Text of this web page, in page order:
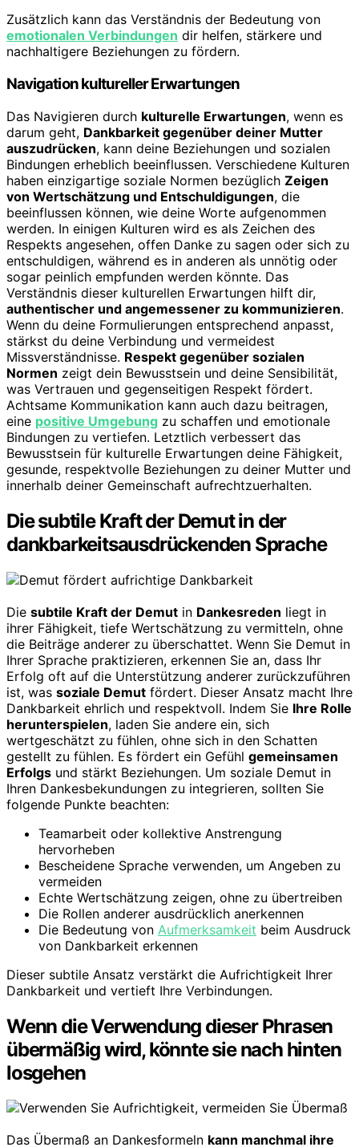
Zusätzlich kann das Verständnis der Bedeutung von
emotionalen Verbindungen dir helfen, stärkere und
nachhaltigere Beziehungen zu fördern.
Navigation kultureller Erwartungen
Das Navigieren durch kulturelle Erwartungen, wenn es
darum geht, Dankbarkeit gegenüber deiner Mutter
auszudrücken, kann deine Beziehungen und sozialen
Bindungen erheblich beeinflussen. Verschiedene Kulturen
haben einzigartige soziale Normen bezüglich Zeigen
von Wertschätzung und Entschuldigungen, die
beeinflussen können, wie deine Worte aufgenommen
werden. In einigen Kulturen wird es als Zeichen des
Respekts angesehen, offen Danke zu sagen oder sich zu
entschuldigen, während es in anderen als unnötig oder
sogar peinlich empfunden werden könnte. Das
Verständnis dieser kulturellen Erwartungen hilft dir,
authentischer und angemessener zu kommunizieren.
Wenn du deine Formulierungen entsprechend anpasst,
stärkst du deine Verbindung und vermeidest
Missverständnisse. Respekt gegenüber sozialen
Normen zeigt dein Bewusstsein und deine Sensibilität,
was Vertrauen und gegenseitigen Respekt fördert.
Achtsame Kommunikation kann auch dazu beitragen,
eine positive Umgebung zu schaffen und emotionale
Bindungen zu vertiefen. Letztlich verbessert das
Bewusstsein für kulturelle Erwartungen deine Fähigkeit,
gesunde, respektvolle Beziehungen zu deiner Mutter und
innerhalb deiner Gemeinschaft aufrechtzuerhalten.
Die subtile Kraft der Demut in der
dankbarkeitsausdrückenden Sprache
Die subtile Kraft der Demut in Dankesreden liegt in
ihrer Fähigkeit, tiefe Wertschätzung zu vermitteln, ohne
die Beiträge anderer zu überschattet. Wenn Sie Demut in
Ihrer Sprache praktizieren, erkennen Sie an, dass Ihr
Erfolg oft auf die Unterstützung anderer zurückzuführen
ist, was soziale Demut fördert. Dieser Ansatz macht Ihre
Dankbarkeit ehrlich und respektvoll. Indem Sie Ihre Rolle
herunterspielen, laden Sie andere ein, sich
wertgeschätzt zu fühlen, ohne sich in den Schatten
gestellt zu fühlen. Es fördert ein Gefühl gemeinsamen
Erfolgs und stärkt Beziehungen. Um soziale Demut in
Ihren Dankesbekundungen zu integrieren, sollten Sie
folgende Punkte beachten:
Teamarbeit oder kollektive Anstrengung
hervorheben
Bescheidene Sprache verwenden, um Angeben zu
vermeiden
Echte Wertschätzung zeigen, ohne zu übertreiben
Die Rollen anderer ausdrücklich anerkennen
Die Bedeutung von Aufmerksamkeit beim Ausdruck
von Dankbarkeit erkennen
Dieser subtile Ansatz verstärkt die Aufrichtigkeit Ihrer
Dankbarkeit und vertieft Ihre Verbindungen.
Wenn die Verwendung dieser Phrasen
übermäßig wird, könnte sie nach hinten
losgehen
Das Übermaß an Dankesformeln kann manchmal ihre